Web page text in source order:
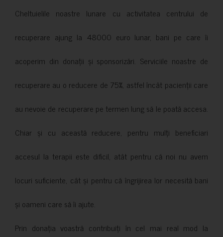
Cheltuielile noastre lunare cu activitatea centrului de
recuperare ajung la 48000 euro lunar, bani pe care îi
acoperim din donații și sponsorizări. Serviciile noastre de
recuperare au o reducere de 75%, astfel încât pacienții care
au nevoie de recuperare pe termen lung să le poată accesa.
Chiar și cu această reducere, pentru mulți beneficiari
accesul la terapii este dificil, atât pentru că noi nu avem
locuri suficiente, cât și pentru că îngrijirea lor necesită bani
și oameni care să îi ajute.
Prin donația voastră contribuiți în cel mai real mod la